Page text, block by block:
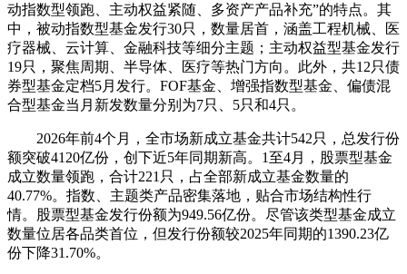
动指数型领跑、主动权益紧随、多资产产品补充”的特点。其
中，被动指数型基金发行30只，数量居首，涵盖工程机械
医
疗器械
云计算 、金融科技等细分主题；主动权益型基金发行
19只，聚焦周期、 半导体 、医疗等热门方向。此外，共12只债
券型基金定档5月发行。FOF基金、增强指数型基金、偏债混
合型基金当月新发数量分别为7只、5只和4只。
2026年前4个月，全市场新成立基金共计542只，总发行份
额突破4120亿份，创下近5年同期新高。1至4月，股票型基金
成立数量领跑，合计221只，占全部新成立基金数量的
40.77%。指数、主题类产品密集落地，贴合市场结构性行
情。股票型基金发行份额为949.56亿份。尽管该类型基金成立
数量位居各品类首位，但发行份额较2025年同期的1390.23亿
份下降31.70%。